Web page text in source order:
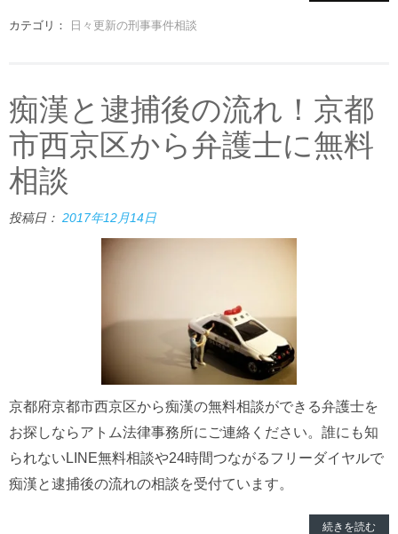
カテゴリ： 日々更新の刑事事件相談
痴漢と逮捕後の流れ！京都
市西京区から弁護士に無料
相談
投稿日： 2017年12月14日
京都府京都市西京区から痴漢の無料相談ができる弁護士を
お探しならアトム法律事務所にご連絡ください。誰にも知
られないLINE無料相談や24時間つながるフリーダイヤルで
痴漢と逮捕後の流れの相談を受付ています。
続きを読む